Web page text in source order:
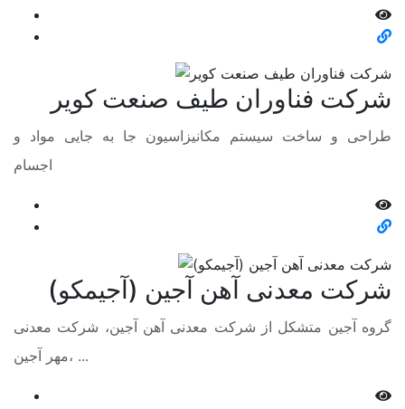
شرکت فناوران طیف صنعت کویر
طراحی و ساخت سیستم مکانیزاسیون جا به جایی مواد و
اجسام
شرکت معدنی آهن آجین (آجیمکو)
گروه آجین متشکل از شرکت معدنی آهن آجین، شرکت معدنی
مهر آجین، ...